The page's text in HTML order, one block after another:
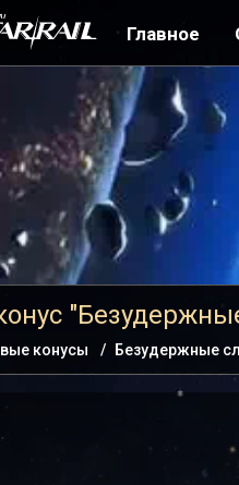
Главное
конусы Безудержные